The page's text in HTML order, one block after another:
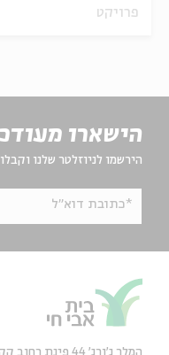
פרויקט
הישארו
הירשמו לניוזלטר שלנו
*כתובת דוא"ל